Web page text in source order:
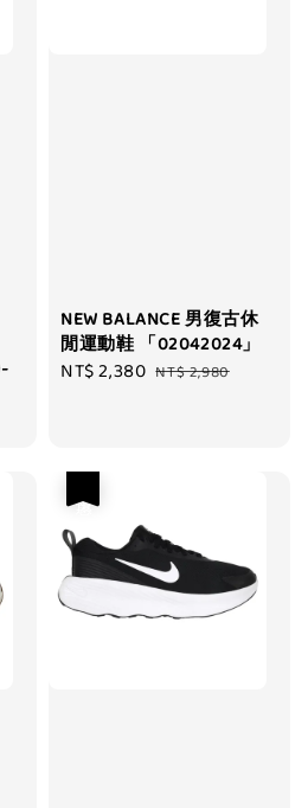
NEW BALANCE 男復古休
閒運動鞋 「02042024」
Sale
NT$ 2,380 Regular
NT$ 2,980